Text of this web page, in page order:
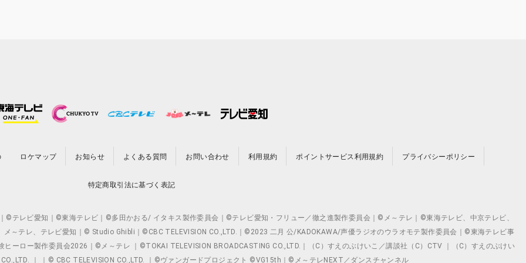
ロケマップ お知らせ よくある質問 お問い合わせ 利用規約 ポイントサービス利用規約 プライバシーポリシー
特定商取引法に基づく表記
©テレビ愛知｜©東海テレビ｜©多田かおる/ イタキス製作委員会｜©テレビ愛知・フリュー／徹之進製作委員会｜©メ～テレ｜©東海テレビ、中京テレビ、
～テレ、テレビ愛知｜© Studio Ghibli｜©CBC TELEVISION CO.,LTD.｜©2023 二月 公/KADOKAWA/声優ラジオのウラオモテ製作委員会｜©東海テレビ事
ロー製作委員会2026｜©メ～テレ ｜©TOKAI TELEVISION BROADCASTING CO.,LTD.｜（C）すえのぶけいこ／講談社（C）CTV ｜（C）すえのぶけい
｜ ｜© CBC TELEVISION CO.,LTD. ｜©ヴァンガードプロジェクト ©VG15th｜©メ～テレNEXT／ダンスチャンネル